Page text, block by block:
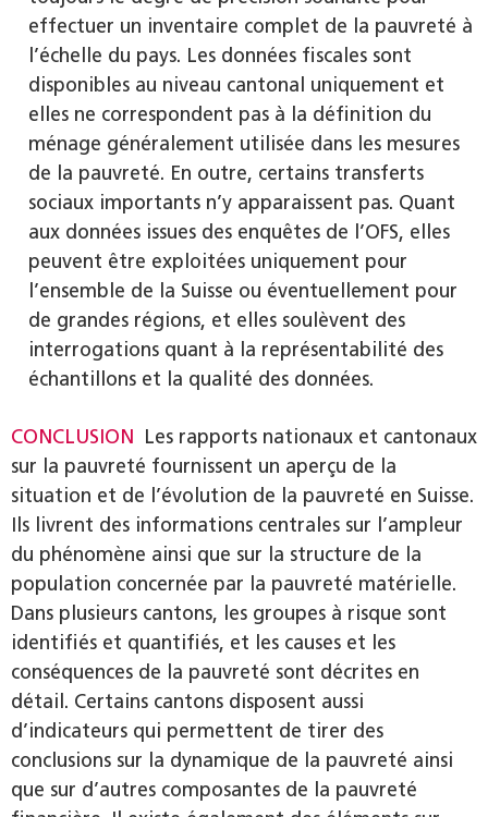
effectuer un inventaire complet de la pauvreté à
l’échelle du pays. Les données fiscales sont
disponibles au niveau cantonal uniquement et
elles ne correspondent pas à la définition du
ménage généralement utilisée dans les mesures
de la pauvreté. En outre, certains transferts
sociaux importants n’y apparaissent pas. Quant
aux données issues des enquêtes de l’OFS, elles
peuvent être exploitées uniquement pour
l’ensemble de la Suisse ou éventuellement pour
de grandes régions, et elles soulèvent des
interrogations quant à la représentabilité des
échantillons et la qualité des données.
CONCLUSION Les rapports nationaux et cantonaux
sur la pauvreté fournissent un aperçu de la
situation et de l’évolution de la pauvreté en Suisse.
Ils livrent des informations centrales sur l’ampleur
du phénomène ainsi que sur la structure de la
population concernée par la pauvreté matérielle.
Dans plusieurs cantons, les groupes à risque sont
identifiés et quantifiés, et les causes et les
conséquences de la pauvreté sont décrites en
détail. Certains cantons disposent aussi
d’indicateurs qui permettent de tirer des
conclusions sur la dynamique de la pauvreté ainsi
que sur d’autres composantes de la pauvreté